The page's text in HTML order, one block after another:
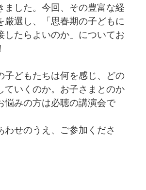
ました。今回、その豊富な経
厳選し、「思春期の子どもに
したらよいのか」についてお
子どもたちは何を感じ、どの
ていくのか。お子さまとのか
悩みの方は必聴の講演会で
わせのうえ、ご参加くださ